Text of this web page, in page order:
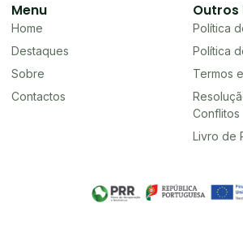
Menu
Home
Destaques
Sobre
Contactos
Outros
Política
Política
Termos
Conflitos
Livro de